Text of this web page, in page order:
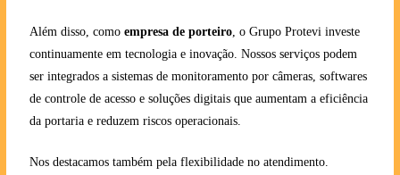
Além disso, como empresa de porteiro, o Grupo Protevi investe
continuamente em tecnologia e inovação. Nossos serviços podem
ser integrados a sistemas de monitoramento por câmeras, softwares
de controle de acesso e soluções digitais que aumentam a eficiência
da portaria e reduzem riscos operacionais.
Nos destacamos também pela flexibilidade no atendimento.